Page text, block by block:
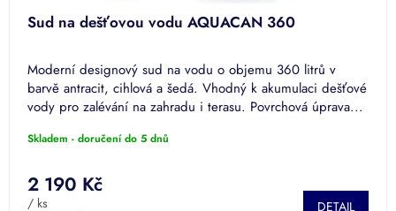
Sud na dešťovou vodu AQUACAN 360
Moderní designový sud na vodu o objemu 360 litrů v
barvě antracit, cihlová a šedá. Vhodný k akumulaci dešťové
vody pro zalévání na zahradu i terasu. Povrchová úprava...
Skladem - doručení do 5 dnů
2 190 Kč
/ ks DETAIL